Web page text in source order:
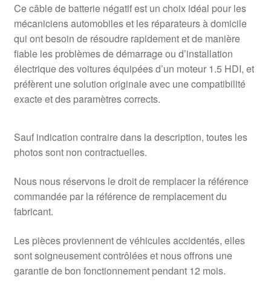
Ce câble de batterie négatif est un choix idéal pour les
mécaniciens automobiles et les réparateurs à domicile
qui ont besoin de résoudre rapidement et de manière
fiable les problèmes de démarrage ou d’installation
électrique des voitures équipées d’un moteur 1.5 HDI, et
préfèrent une solution originale avec une compatibilité
exacte et des paramètres corrects.
Sauf indication contraire dans la description, toutes les
photos sont non contractuelles.
Nous nous réservons le droit de remplacer la référence
commandée par la référence de remplacement du
fabricant.
Les pièces proviennent de véhicules accidentés, elles
sont soigneusement contrôlées et nous offrons une
garantie de bon fonctionnement pendant 12 mois.